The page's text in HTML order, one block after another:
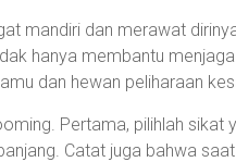
mandiri dan merawat
hanya membantu
dan hewan peliharaan
Pertama, pilihlah sikat
Catat juga bahwa